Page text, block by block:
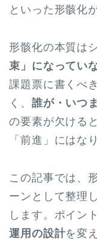
といった形骸化
形骸化の本質は
束」になってい
課題票に書くべ
く、 誰が・いつ
の要素が欠ける
「前進」にはな
この記事では、
ーンとして整理
します。ポイン
運用の設計を変